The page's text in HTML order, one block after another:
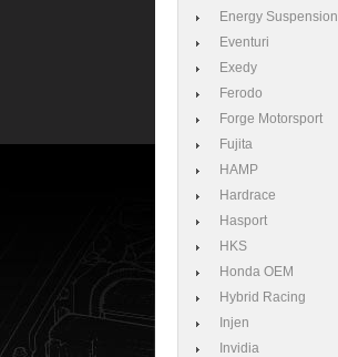
Energy Suspension
Eventuri
Exedy
Ferodo
Forge Motorsport
Fujita
HAMP
Hardrace
Hasport
HKS
Honda OEM
Hybrid Racing
Injen
Invidia